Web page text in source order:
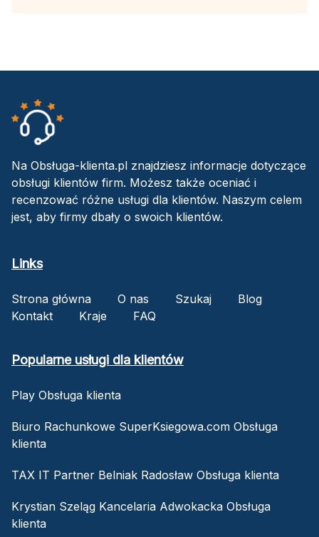
Na Obsługa-klienta.pl znajdziesz informacje dotyczące
obsługi klientów firm. Możesz także oceniać i
recenzować różne usługi dla klientów. Naszym celem
jest, aby firmy dbały o swoich klientów.
Links
Strona główna O nas Szukaj
Blog
Kontakt
Kraje FAQ
Popularne usługi dla klientów
Play Obsługa klienta
Biuro Rachunkowe SuperKsiegowa.com Obsługa
klienta
TAX IT Partner Belniak Radosław Obsługa klienta
Krystian Szeląg Kancelaria Adwokacka Obsługa
klienta